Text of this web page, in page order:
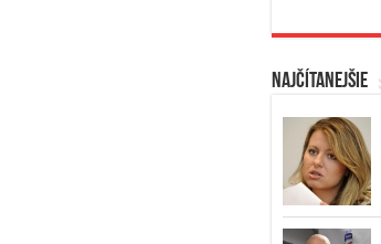
Najčítanejšie